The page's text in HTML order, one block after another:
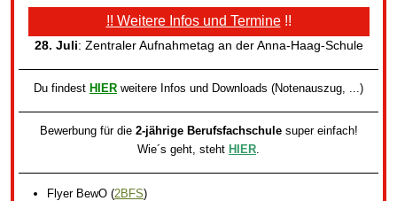
!! Weitere Infos und Termine!!
28. Juli: Zentraler Aufnahmetag an der Anna-Haag-Schule
Du findest HIER weitere Infos und Downloads (Notenauszug, ...)
Bewerbung für die 2-jährige Berufsfachschulesuper einfach!
Wie´s geht, steht HIER
Flyer BewO (2BFS)